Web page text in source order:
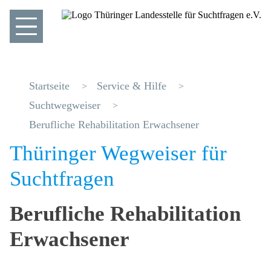
Startseite
Service & Hilfe
Suchtwegweiser
Berufliche Rehabilitation Erwachsener
Thüringer Wegweiser für
Suchtfragen
Berufliche Rehabilitation
Erwachsener